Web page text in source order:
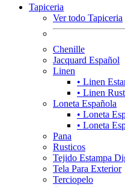
Tapiceria
Ver todo Tapiceria
Chenille
Jacquard Español
Linen
• Linen
• Linen
Loneta Española
• Loneta
• Loneta
Pana
Rusticos
Tejido Estampa
Tela Para Exterior
Terciopelo